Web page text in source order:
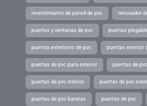
revestimiento de pared de pvc renovador
puertas y ventanas de pvc puertas
puertas exteriores de pvc puertas exterior
puertas de pvc para exterior puertas de
puertas de pvc interior puertas de pvc
puertas de pvc baratas puertas de pvc